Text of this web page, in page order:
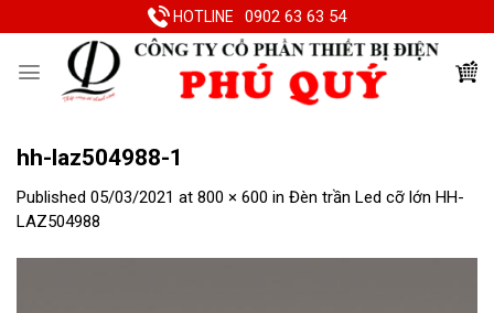
to
HOTLINE 0902 63 63 54
hh-laz504988-1
Published 05/03/2021 at 800 × 600 in Đèn trần Led cỡ lớn HH-
LAZ504988